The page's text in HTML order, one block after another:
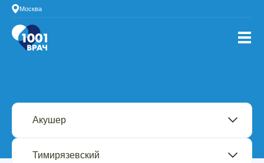
Москва